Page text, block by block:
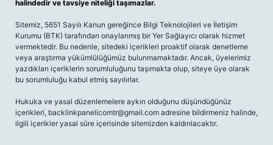
halindedir ve tavsiye niteliği taşımazlar.
Sitemiz, 5651 Sayılı Kanun gereğince Bilgi Teknolojileri ve İletişim
Kurumu (BTK) tarafından onaylanmış bir Yer Sağlayıcı olarak hizmet
vermektedir. Bu nedenle, sitedeki içerikleri proaktif olarak denetleme
veya araştırma yükümlülüğümüz bulunmamaktadır. Ancak, üyelerimiz
yazdıkları içeriklerin sorumluluğunu taşımakta olup, siteye üye olarak
bu sorumluluğu kabul etmiş sayılırlar.
Hukuka ve yasal düzenlemelere aykırı olduğunu düşündüğünüz
içerikleri, backlinkpanelicomtr@gmail.com adresine bildirmeniz halinde,
ilgili içerikler yasal süre içerisinde sitemizden kaldırılacaktır.